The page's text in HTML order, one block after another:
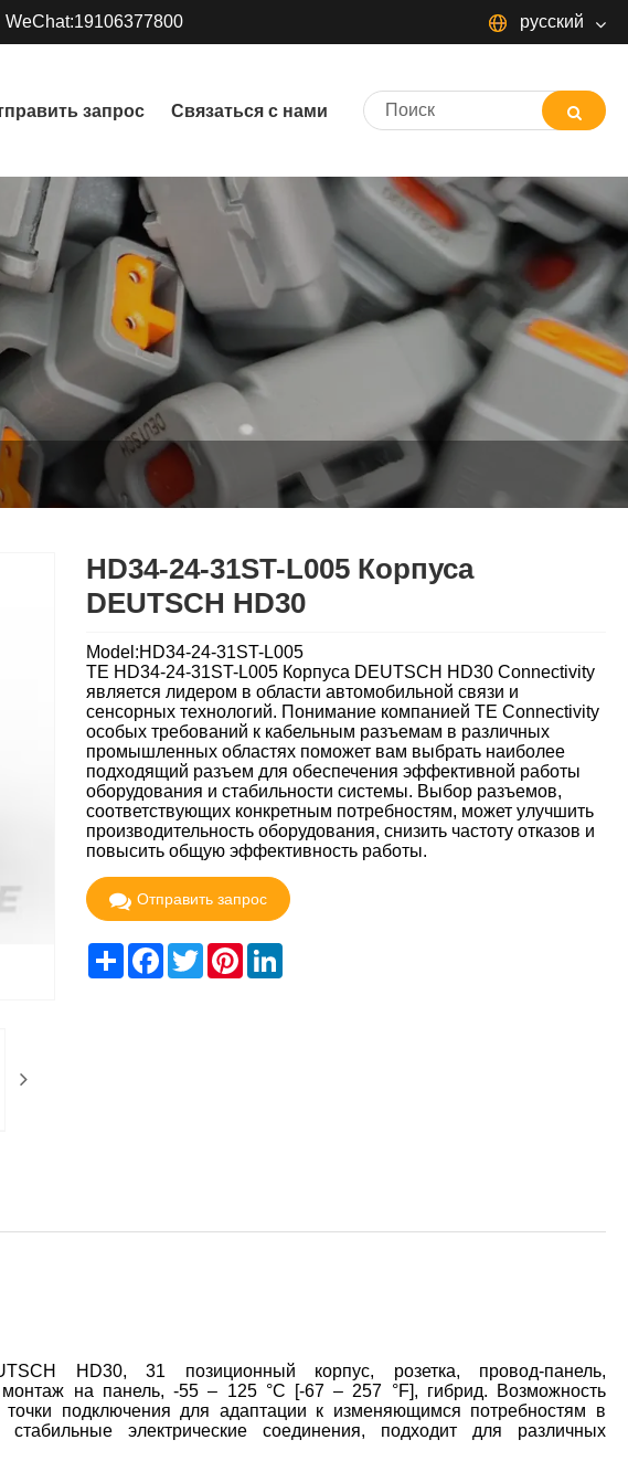
WeChat:19106377800 русский
запрос Связаться с нами
HD34-24-31ST-L005 Корпуса
DEUTSCH HD30
Model:HD34-24-31ST-L005
TE HD34-24-31ST-L005 Корпуса DEUTSCH HD30 Connectivity
является лидером в области автомобильной связи и
сенсорных технологий. Понимание компанией TE Connectivity
особых требований к кабельным разъемам в различных
промышленных областях поможет вам выбрать наиболее
подходящий разъем для обеспечения эффективной работы
оборудования и стабильности системы. Выбор разъемов,
соответствующих конкретным потребностям, может улучшить
производительность оборудования, снизить частоту отказов и
повысить общую эффективность работы.
Отправить запрос
ShareFacebook
TwitterPinterestLinkedIn
HD30, 31 позиционный корпус, розетка, провод-панель,
на панель, -55 – 125 °C [-67 – 257 °F], гибрид. Возможность
подключения для адаптации к изменяющимся потребностям в
стабильные электрические соединения, подходит для различных